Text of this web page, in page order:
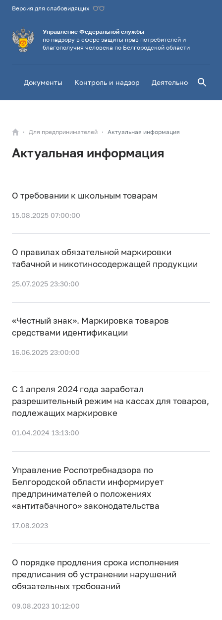
Управление Федеральной службы
по надзору в сфере защиты прав потребителей и
благополучия человека по Белгородской области
Версия для слабовидящих
Документы Контроль и надзор ДеятельностьПоиск
Для предпринимателей Актуальная информация
Актуальная информация
О требовании к школьным товарам
15.08.2025 07:00:00
О правилах обязательной маркировки
табачной и никотиносодержащей продукции
25.07.2025 23:30:00
«Честный знак». Маркировка товаров
средствами идентификации
16.06.2025 23:00:00
С 1 апреля 2024 года заработал
разрешительный режим на кассах для товаров,
подлежащих маркировке
01.04.2024 13:13:00
Управление Роспотребнадзора по
Белгородской области информирует
предпринимателей о положениях
«антитабачного» законодательства
17.08.2023
О порядке продления срока исполнения
предписания об устранении нарушений
обязательных требований
09.08.2023 10:12:00